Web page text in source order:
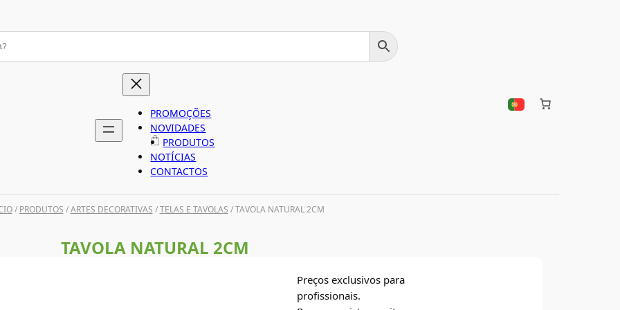
PROMOÇÕES
NOVIDADES
PRODUTOS
NOTÍCIAS
CONTACTOS
/ PRODUTOS /ARTES DECORATIVAS /TELAS E TAVOLAS / TAVOLA NATURAL 2CM
TAVOLA NATURAL 2CM
Preços exclusivos para
profissionais.